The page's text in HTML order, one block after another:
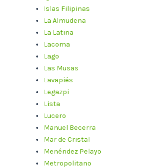
Islas Filipinas
La Almudena
La Latina
Lacoma
Lago
Las Musas
Lavapiés
Legazpi
Lista
Lucero
Manuel Becerra
Mar de Cristal
Menéndez Pelayo
Metropolitano